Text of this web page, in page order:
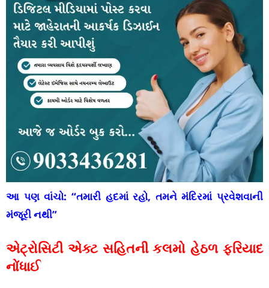
આ પણ વાંચો: “તમારી હદમાં રહો, તમને મંદિરમાં પ્રવેશવાની
મંજૂરી નથી”
એટ્રોસિટી એક્ટ સહિતની કલમો હેઠળ ફરિયાદ
નોંધાઈ